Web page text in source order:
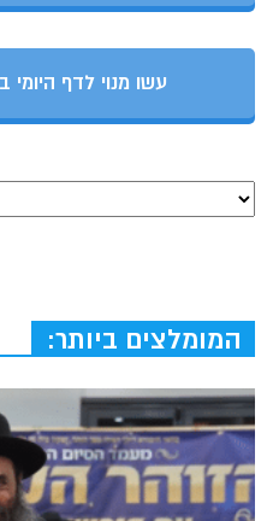
עשו מנוי לדף
המומלצים ביותר: